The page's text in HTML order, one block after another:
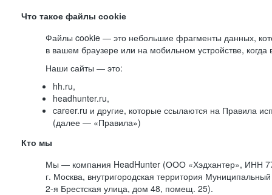
Что такое файлы cookie
Файлы cookie — это небольшие фрагменты данных,
в вашем браузере или на мобильном устройстве,
Наши сайты — это:
hh.ru,
headhunter.ru,
career.ru и другие, которые ссылаются на Правила
(далее — «Правила»)
Кто мы
Мы — компания HeadHunter (ООО «Хэдхантер», ИНН
г. Москва, внутригородская территория Муниципальный
2-я Брестская улица, дом 48, помещ. 25).